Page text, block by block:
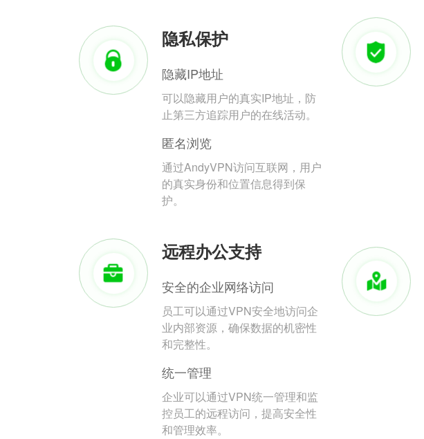
隐私保护
隐藏IP地址
可以隐藏用户的真实IP地址，防
止第三方追踪用户的在线活动。
匿名浏览
通过AndyVPN访问互联网，用户
的真实身份和位置信息得到保
护。
远程办公支持
安全的企业网络访问
员工可以通过VPN安全地访问企
业内部资源，确保数据的机密性
和完整性。
统一管理
企业可以通过VPN统一管理和监
控员工的远程访问，提高安全性
和管理效率。